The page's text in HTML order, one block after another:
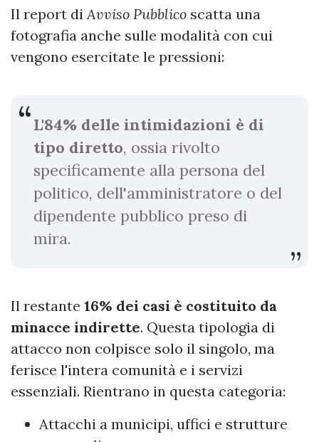
Il report diAvviso Pubblico scatta una
fotografia anche sulle modalità con cui
vengono esercitate le pressioni:
L'84% delle intimidazioni è di
tipo diretto, ossia rivolto
specificamente alla persona del
politico, dell'amministratore o del
dipendente pubblico preso di
mira.
Il restante 16% dei casi è costituito da
minacce indirette. Questa tipologia di
attacco non colpisce solo il singolo, ma
ferisce l'intera comunità e i servizi
essenziali. Rientrano in questa categoria:
Attacchi a municipi, uffici e strutture